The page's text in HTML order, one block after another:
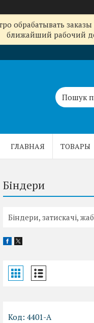
обрабатывать
ближайший рабочий
ГЛАВНАЯ ТОВАРЫ
Біндери
Біндери, затискачі,
4401-A